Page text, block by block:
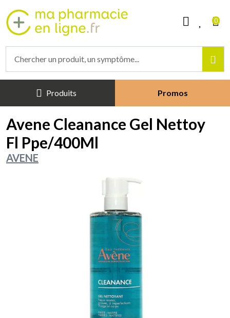
0
Produits Promos
Avene Cleanance Gel Nettoy
Fl Ppe/400Ml
AVENE